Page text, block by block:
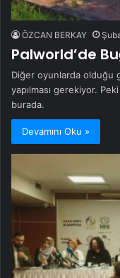
ÖZCAN BERKAY
Palworld’de
Diğer oyunlarda olduğu
yapılması gerekiyor.
burada.
Devamını Oku »